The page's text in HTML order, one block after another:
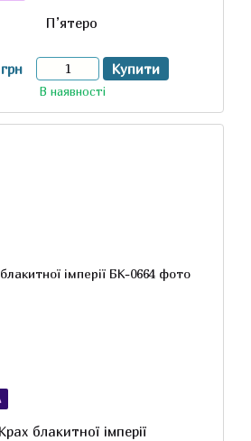
П’ятеро
Купити
В наявності
Крах блакитної імперії